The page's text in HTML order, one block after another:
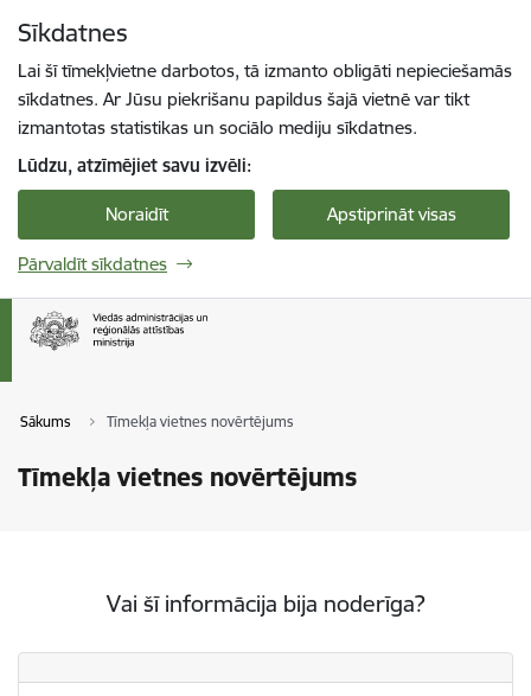
Sīkdatnes
Lai šī tīmekļvietne darbotos, tā izmanto obligāti nepieciešamās
sīkdatnes. Ar Jūsu piekrišanu papildus šajā vietnē var tikt
izmantotas statistikas un sociālo mediju sīkdatnes.
Lūdzu, atzīmējiet savu izvēli:
Noraidīt Apstiprināt visas
Pārvaldīt sīkdatnes
Sākums Tīmekļa vietnes novērtējums
Tīmekļa vietnes novērtējums
Vai šī informācija bija noderīga?
Vai šī informācija bija noderīga?